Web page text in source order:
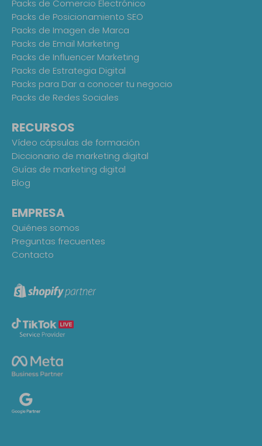
Packs de Comercio Electrónico
Packs de Posicionamiento SEO
Packs de Imagen de Marca
Packs de Email Marketing
Packs de Influencer Marketing
Packs de Estrategia Digital
Packs para Dar a conocer tu negocio
Packs de Redes Sociales
RECURSOS
Vídeo cápsulas de formación
Diccionario de marketing digital
Guías de marketing digital
Blog
EMPRESA
Quiénes somos
Preguntas frecuentes
Contacto